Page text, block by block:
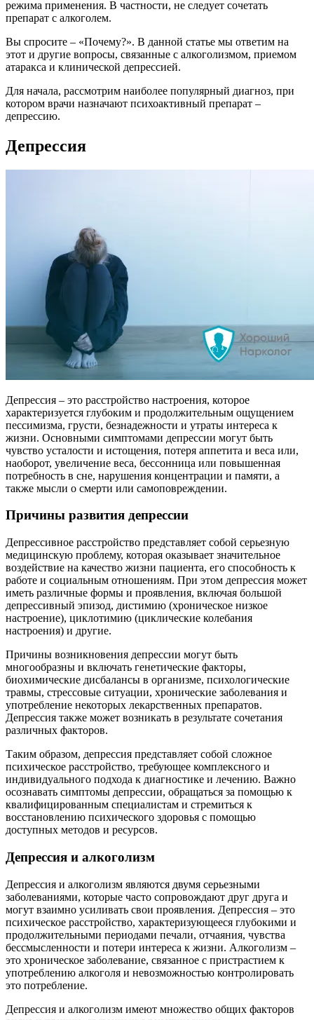
режима применения. В частности, не следует сочетать
препарат с алкоголем.
Вы спросите – «Почему?». В данной статье мы ответим на
этот и другие вопросы, связанные с алкоголизмом, приемом
атаракса и клинической депрессией.
Для начала, рассмотрим наиболее популярный диагноз, при
котором врачи назначают психоактивный препарат –
депрессию.
Депрессия
Депрессия – это расстройство настроения, которое
характеризуется глубоким и продолжительным ощущением
пессимизма, грусти, безнадежности и утраты интереса к
жизни. Основными симптомами депрессии могут быть
чувство усталости и истощения, потеря аппетита и веса или,
наоборот, увеличение веса, бессонница или повышенная
потребность в сне, нарушения концентрации и памяти, а
также мысли о смерти или самоповреждении.
Причины развития депрессии
Депрессивное расстройство представляет собой серьезную
медицинскую проблему, которая оказывает значительное
воздействие на качество жизни пациента, его способность к
работе и социальным отношениям. При этом депрессия может
иметь различные формы и проявления, включая большой
депрессивный эпизод, дистимию (хроническое низкое
настроение), циклотимию (циклические колебания
настроения) и другие.
Причины возникновения депрессии могут быть
многообразны и включать генетические факторы,
биохимические дисбалансы в организме, психологические
травмы, стрессовые ситуации, хронические заболевания и
употребление некоторых лекарственных препаратов.
Депрессия также может возникать в результате сочетания
различных факторов.
Таким образом, депрессия представляет собой сложное
психическое расстройство, требующее комплексного и
индивидуального подхода к диагностике и лечению. Важно
осознавать симптомы депрессии, обращаться за помощью к
квалифицированным специалистам и стремиться к
восстановлению психического здоровья с помощью
доступных методов и ресурсов.
Депрессия и алкоголизм
Депрессия и алкоголизм являются двумя серьезными
заболеваниями, которые часто сопровождают друг друга и
могут взаимно усиливать свои проявления. Депрессия – это
психическое расстройство, характеризующееся глубокими и
продолжительными периодами печали, отчаяния, чувства
бессмысленности и потери интереса к жизни. Алкоголизм –
это хроническое заболевание, связанное с пристрастием к
употреблению алкоголя и невозможностью контролировать
это потребление.
Депрессия и алкоголизм имеют множество общих факторов